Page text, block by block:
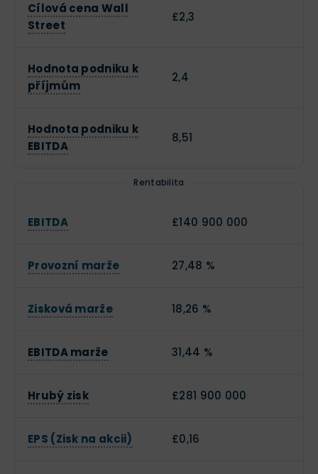
Cílová cena Wall
Street
£2,3
Hodnota podniku k
příjmům
2,4
Hodnota podniku k
EBITDA
8,51
Rentabilita
EBITDA £140 900 000
Provozní marže 27,48 %
Zisková marže 18,26 %
EBITDA marže 31,44 %
Hrubý zisk £281 900 000
EPS (Zisk na akcii) £0,16